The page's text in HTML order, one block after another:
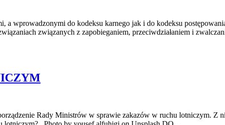
a wprowadzonymi do kodeksu karnego jak i do kodeksu
związanych z zapobieganiem, przeciwdziałaniem i
Rady Ministrów w sprawie zakazów w ruchu lotniczym. Z